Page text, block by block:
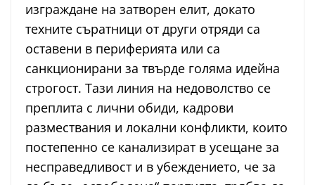
изграждане на затворен елит, докато
техните съратници от други отряди са
оставени в периферията или са
санкционирани за твърде голяма идейна
строгост. Тази линия на недоволство се
преплита с лични обиди, кадрови
размествания и локални конфликти, които
постепенно се канализират в усещане за
несправедливост и в убеждението, че за